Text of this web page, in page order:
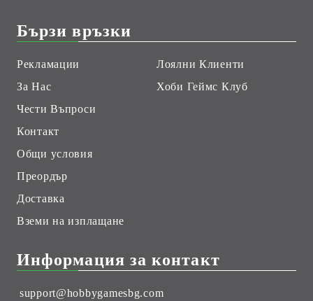
Бързи връзки
Рекламации
За Нас
Чести Въпроси
Контакт
Общи условия
Преордър
Доставка
Вземи на изплащане
Лоялни Клиенти
Хоби Геймс Клуб
Информация за контакт
support@hobbygamesbg.com